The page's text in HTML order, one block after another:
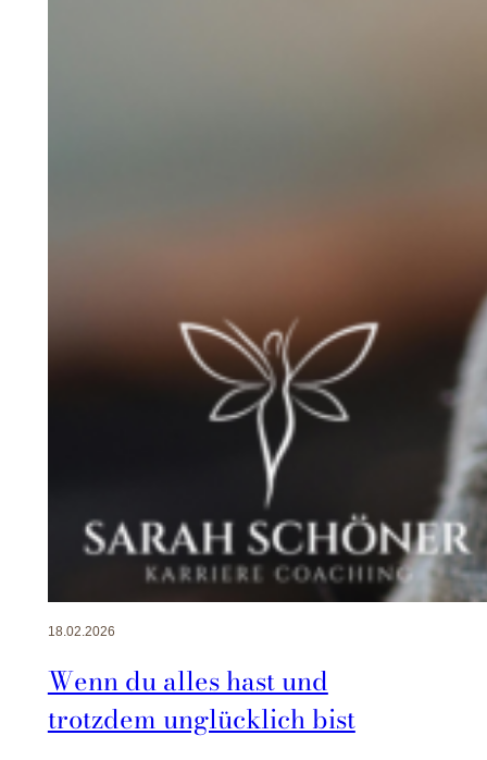
18.02.2026
Wenn du alles hast und
trotzdem unglücklich bist